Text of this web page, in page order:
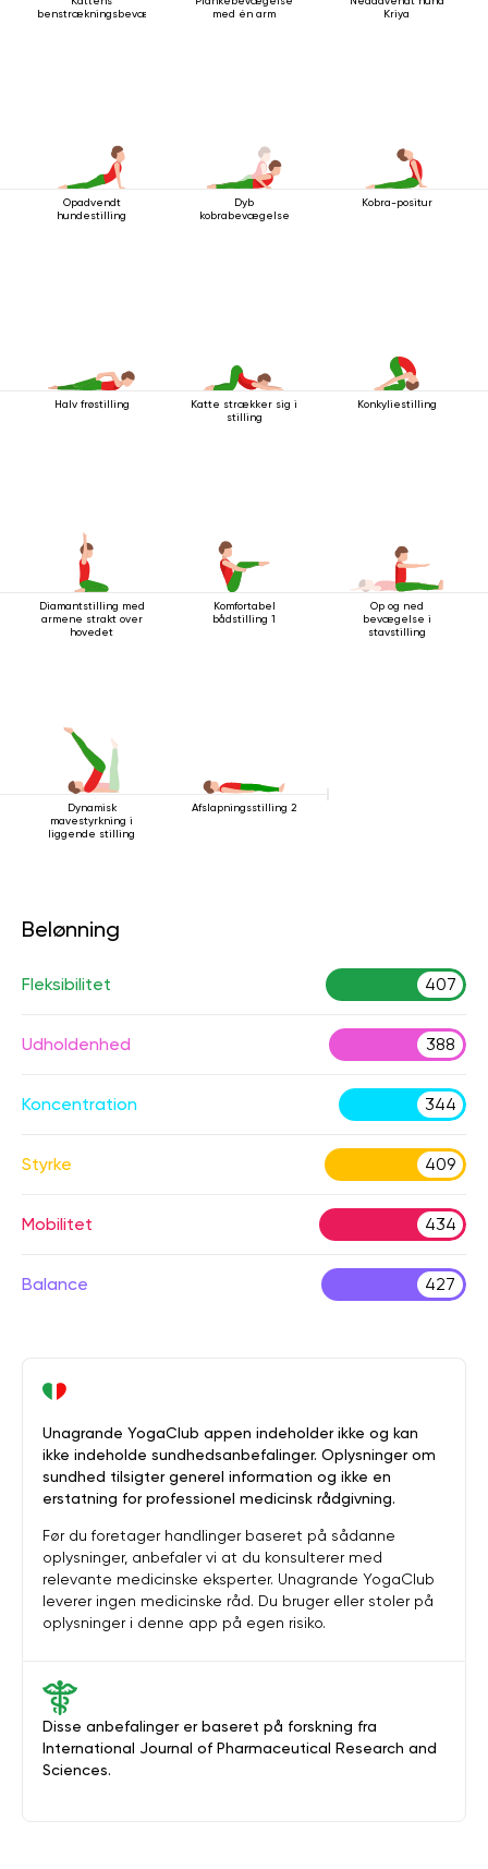
benstrækningsbevægelse
med én arm
Kriya
Opadvendt
hundestilling
Dyb
kobrabevægelse
Kobra-positur
Halv frøstilling
Katte strækker sig i
stilling
Konkyliestilling
Diamantstilling med
armene strakt over
hovedet
Komfortabel
bådstilling 1
Op og ned
bevægelse i
stavstilling
Dynamisk
mavestyrkning i
liggende stilling
Afslapningsstilling 2
Belønning
Fleksibilitet 407
Udholdenhed 388
Koncentration 344
Styrke 409
Mobilitet 434
Balance 427
Disse anbefalinger er baseret på forskning fra
International Journal of Pharmaceutical Research and
Sciences.
Unagrande YogaClub appen indeholder ikke og kan
ikke indeholde sundhedsanbefalinger. Oplysninger om
sundhed tilsigter generel information og ikke en
erstatning for professionel medicinsk rådgivning.
Før du foretager handlinger baseret på sådanne
oplysninger, anbefaler vi at du konsulterer med
relevante medicinske eksperter. Unagrande YogaClub
leverer ingen medicinske råd. Du bruger eller stoler på
oplysninger i denne app på egen risiko.